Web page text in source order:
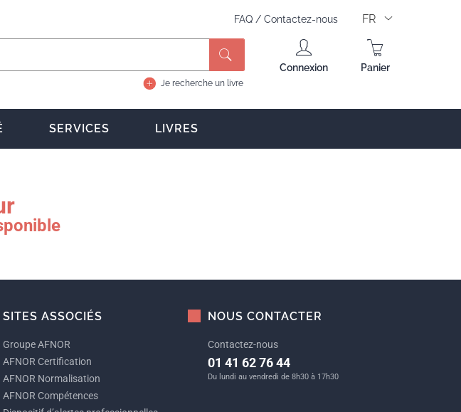
FAQ / Contactez-nous FR
Je recherche un livre
Connexion Panier
SERVICES LIVRES
SITES ASSOCIÉS
Groupe AFNOR
AFNOR Certification
AFNOR Normalisation
AFNOR Compétences
NOUS CONTACTER
Contactez-nous
01 41 62 76 44
Du lundi au vendredi de 8h30 à 17h30